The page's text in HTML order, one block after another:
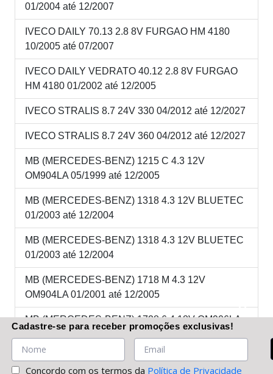
01/2004 até 12/2007
IVECO DAILY 70.13 2.8 8V FURGAO HM 4180
10/2005 até 07/2007
IVECO DAILY VEDRATO 40.12 2.8 8V FURGAO
HM 4180 01/2002 até 12/2005
IVECO STRALIS 8.7 24V 330 04/2012 até 12/2027
IVECO STRALIS 8.7 24V 360 04/2012 até 12/2027
MB (MERCEDES-BENZ) 1215 C 4.3 12V
OM904LA 05/1999 até 12/2005
MB (MERCEDES-BENZ) 1318 4.3 12V BLUETEC
01/2003 até 12/2004
MB (MERCEDES-BENZ) 1318 4.3 12V BLUETEC
01/2003 até 12/2004
MB (MERCEDES-BENZ) 1718 M 4.3 12V
OM904LA 01/2001 até 12/2005
MB (MERCEDES-BENZ) 1728 6.4 18V OM906LA
04/2003 até 01/2006
MB (MERCEDES-BENZ) 2423K 6.4 18V OM906LA
Cadastre-se para receber promoções exclusivas!
Concordo com os termos da Política de Privacidade